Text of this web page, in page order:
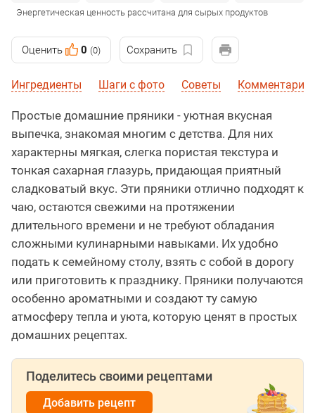
Энергетическая ценность рассчитана для сырых продуктов
Оценить 0 (0) Сохранить
Ингредиенты Шаги с фото Советы Комментарии
Простые домашние пряники - уютная вкусная
выпечка, знакомая многим с детства. Для них
характерны мягкая, слегка пористая текстура и
тонкая сахарная глазурь, придающая приятный
сладковатый вкус. Эти пряники отлично подходят к
чаю, остаются свежими на протяжении
длительного времени и не требуют обладания
сложными кулинарными навыками. Их удобно
подать к семейному столу, взять с собой в дорогу
или приготовить к празднику. Пряники получаются
особенно ароматными и создают ту самую
атмосферу тепла и уюта, которую ценят в простых
домашних рецептах.
Поделитесь своими рецептами
Добавить рецепт